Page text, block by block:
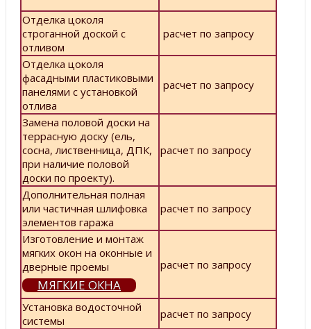
Отделка цоколя
строганной доской с
отливом
расчет по запросу
Отделка цоколя
фасадными пластиковыми
панелями с установкой
отлива
расчет по запросу
Замена половой доски на
террасную доску (ель,
сосна, лиственница, ДПК,
при наличие половой
доски по проекту).
расчет по запросу
Дополнительная полная
или частичная шлифовка
элементов гаража
расчет по запросу
Изготовление и монтаж
мягких окон на оконные и
дверные проемы
МЯГКИЕ ОКНА
расчет по запросу
Установка водосточной
системы
расчет по запросу